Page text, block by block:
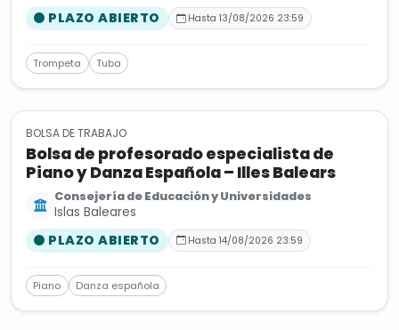
PLAZO ABIERTO
Hasta 13/08/2026 23:59
Trompeta Tuba
BOLSA DE TRABAJO
Bolsa de profesorado especialista de
Piano y Danza Española – Illes Balears
Consejería de Educación y Universidades
Islas Baleares
PLAZO ABIERTO
Hasta 14/08/2026 23:59
Piano Danza española